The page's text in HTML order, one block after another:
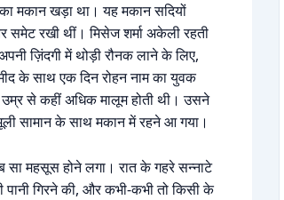
मकान खड़ा था। यह मकान सदियों
समेट रखी थीं। मिसेज शर्मा अकेली रहती
ज़िंदगी में थोड़ी रौनक लाने के लिए,
के साथ एक दिन रोहन नाम का युवक
से कहीं अधिक मालूम होती थी। उसने
सामान के साथ मकान में रहने आ गया।
सा महसूस होने लगा। रात के गहरे सन्नाटे
गिरने की, और कभी-कभी तो किसी के